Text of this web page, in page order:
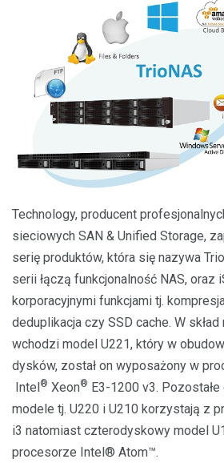
Technology, producent
sieciowych SAN & Unified Storage,
serię produktów, która się nazywa
serii łączą funkcjonalność NAS, oraz
korporacyjnymi funkcjami tj.
deduplikacja czy SSD cache. W
wchodzi model U221, który w
dysków, został on wyposażony w
Intel® Xeon® E3-1200 v3.
modele tj. U220 i U210 korzystają z
i3 natomiast czterodyskowy model
procesorze Intel® Atom™.